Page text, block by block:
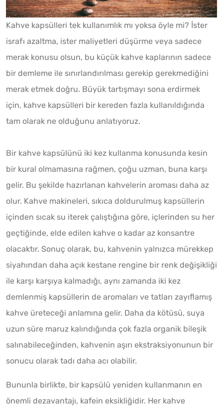
Kahve kapsülleri tek kullanımlık mı yoksa öyle mi? İster
israfı azaltma, ister maliyetleri düşürme veya sadece
merak konusu olsun, bu küçük kahve kaplarının sadece
bir demleme ile sınırlandırılması gerekip gerekmediğini
merak etmek doğru. Büyük tartışmayı sona erdirmek
için, kahve kapsülleri bir kereden fazla kullanıldığında
tam olarak ne olduğunu anlatıyoruz.
Bir kahve kapsülünü iki kez kullanma konusunda kesin
bir kural olmamasına rağmen, çoğu uzman, buna karşı
gelir. Bu şekilde hazırlanan kahvelerin aroması daha az
olur. Kahve makineleri, sıkıca doldurulmuş kapsüllerin
içinden sıcak su iterek çalıştığına göre, içlerinden su her
geçtiğinde, elde edilen kahve o kadar az konsantre
olacaktır. Sonuç olarak, bu, kahvenin yalnızca mürekkep
siyahından daha açık kestane rengine bir renk değişikliği
ile karşı karşıya kalmadığı, aynı zamanda iki kez
demlenmiş kapsüllerin de aromaları ve tatları zayıflamış
kahve üreteceği anlamına gelir. Daha da kötüsü, suya
uzun süre maruz kalındığında çok fazla organik bileşik
salınabileceğinden, kahvenin aşırı ekstraksiyonunun bir
sonucu olarak tadı daha acı olabilir.
Bununla birlikte, bir kapsülü yeniden kullanmanın en
önemli dezavantajı, kafein eksikliğidir. Her kahve